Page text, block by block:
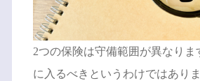
2つの保険は守備範囲が異なりま
に入るべきというわけではありま